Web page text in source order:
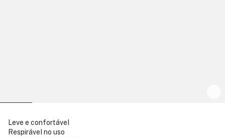
Leve e confortável
Respirável no uso